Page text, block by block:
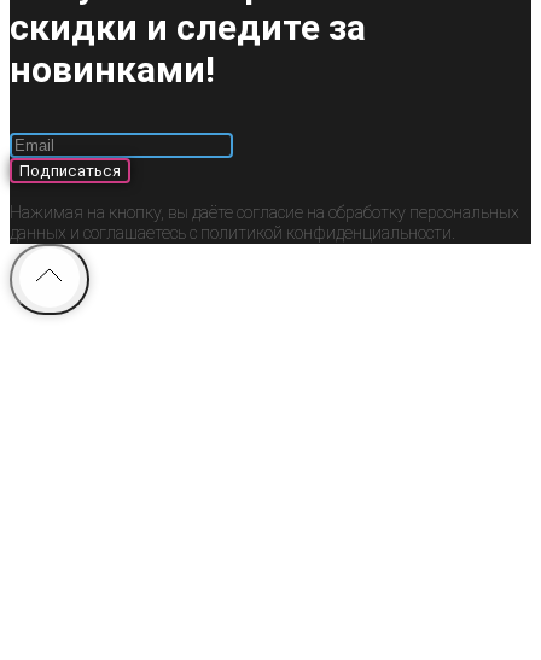
скидки и следите за
новинками!
Подписаться
Нажимая на кнопку, вы даёте согласие на обработку персональных
данных и соглашаетесь c политикой конфиденциальности.